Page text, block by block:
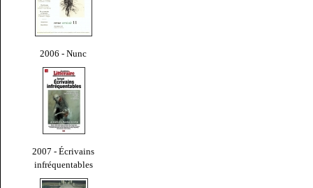
2006 - Nunc
2007 - Écrivains
infréquentables